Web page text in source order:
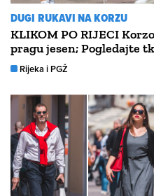
DUGI RUKAVI NA KORZU
KLIKOM PO RIJECI
pragu jesen; Pogledajte
Rijeka i PGŽ